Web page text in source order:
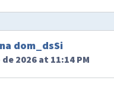
dom_dsSi
2026 at 11:14 PM